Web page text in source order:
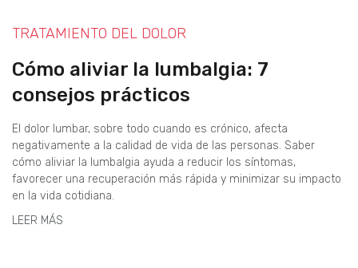
TRATAMIENTO DEL DOLOR
Cómo aliviar la lumbalgia: 7
consejos prácticos
El dolor lumbar, sobre todo cuando es crónico, afecta
negativamente a la calidad de vida de las personas. Saber
cómo aliviar la lumbalgia ayuda a reducir los síntomas,
favorecer una recuperación más rápida y minimizar su impacto
en la vida cotidiana.
LEER MÁS